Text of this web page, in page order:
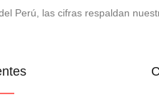
Perú, las cifras respaldan